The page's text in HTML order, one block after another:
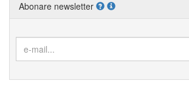
Abonare newsletter